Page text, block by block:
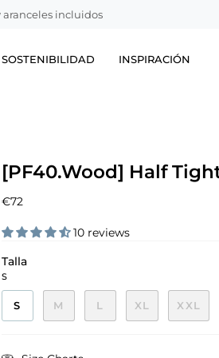
aranceles incluidos
SOSTENIBILIDAD INSPIRACIÓN
[PF40.Wood] Half
€72
10 reviews
Talla
S
S M L XL XXL